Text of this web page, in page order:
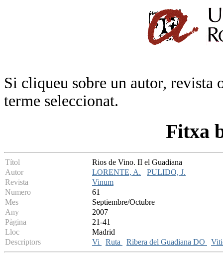
Si cliqueu sobre un autor, revista
terme seleccionat.
Fitxa
Títol
Rios de Vino. II el Guadiana
Autor
LORENTE, A.
PULIDO, J.
Revista
Vinum
Numero
61
Mes
Septiembre/Octubre
Any
2007
Pàgina
21-41
Lloc
Madrid
Descriptors
Vi Ruta Ribera del Guadiana DO